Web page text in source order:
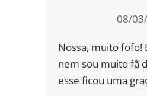
08/
Nossa, muito fofo!
nem sou muito fã
esse ficou uma